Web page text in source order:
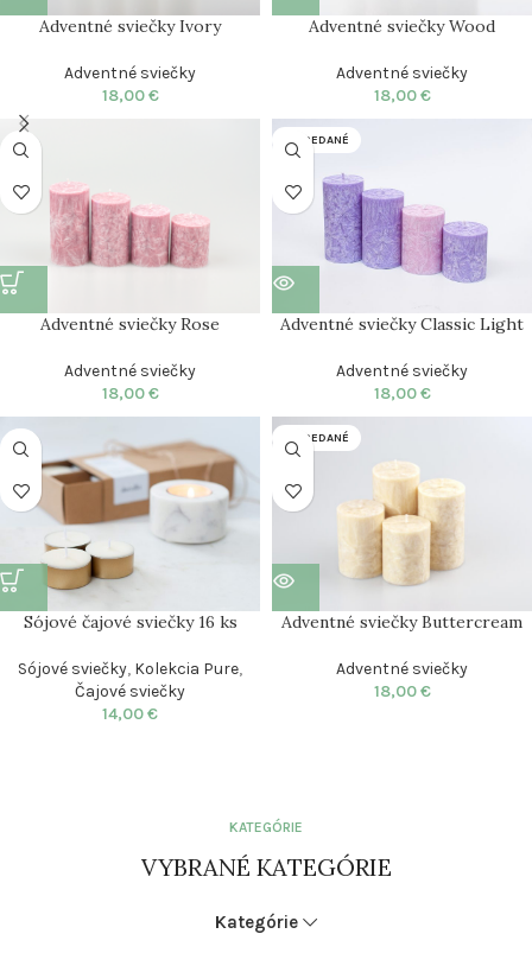
Adventné sviečky Ivory
Adventné sviečky
18,00€
Adventné sviečky Wood
Adventné sviečky
18,00€
Adventné sviečky Rose
Adventné sviečky
18,00€
VYPREDANÉ
Adventné sviečky Classic Light
Adventné sviečky
18,00€
Sójové čajové sviečky 16 ks
Sójové sviečky, Kolekcia Pure,
Čajové sviečky
14,00€
VYPREDANÉ
Adventné sviečky Buttercream
Adventné sviečky
18,00€
KATEGÓRIE
VYBRANÉ KATEGÓRIE
Kategórie